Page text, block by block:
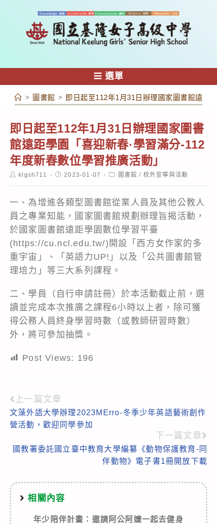
容
選單
> 圖書館 > 即日起至112年1月31日辦理國家圖書館遠距
即日起至112年1月31日辦理國家圖書
館遠距學園「喜迎新春·學習滿分-112
年度新春數位學習推廣活動」
Postklgsh711
Post2023-01-07
Post圖書館 / 校外宣導與活動
一、為增進各類型圖書館從業人員及其他公教人
員之專業知能，國家圖書館規劃辦理旨揭活動，
於國家圖書館遠距學園數位學習平臺
(https://cu.ncl.edu.tw/)開設「西方女作家的多
重宇宙」、「英語力UP!」以及「公共圖書館管
理培力」等三大系列課程。
二、學員（自行申請註冊）於本活動截止前，選
讀並完成本次推廣之課程6小時以上者，除可獲
得公務人員終身學習時數（或教師研習時數）
外，將可參加抽獎。
Post Views: 196
Read
more
上一篇文章
文藻外語大學辦理2023MErro-冬季少年英語藝術創作
營活動，歡迎同學參加
下一篇文章
國教署委託國立臺中教育大學編纂《動物保護教育-同
伴動物》電子書1冊開放下載
相關內容
年少陪伴計畫：邀請阿公阿嬤一起去健身